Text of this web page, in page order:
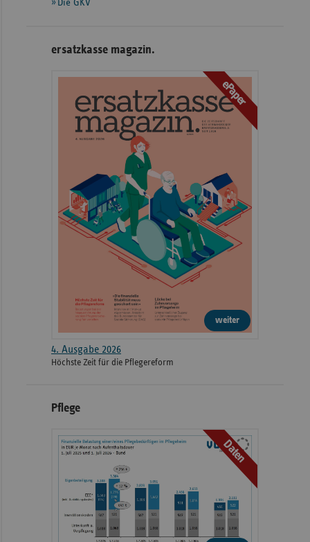
Die GKV
ersatzkasse magazin.
ePaper
weiter
4. Ausgabe 2026
Höchste Zeit für die Pflegereform
Pflege
Daten